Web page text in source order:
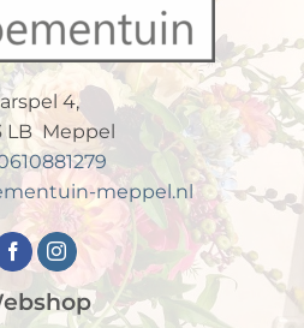
4,
LB Meppel
meppel.nl